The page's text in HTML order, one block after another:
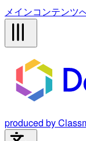
メインコンテンツ
produced by